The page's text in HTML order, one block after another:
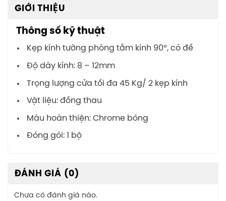
GIỚI THIỆU
Thông số kỹ thuật
Kẹp kính tường phòng tắm kính 90º, có đế
Độ dày kính: 8 – 12mm
Trọng lượng cửa tối đa 45 Kg/ 2 kẹp kính
Vật liệu: đồng thau
Màu hoàn thiện: Chrome bóng
Đóng gói: 1 bộ
ĐÁNH GIÁ (0)
Chưa có đánh giá nào.